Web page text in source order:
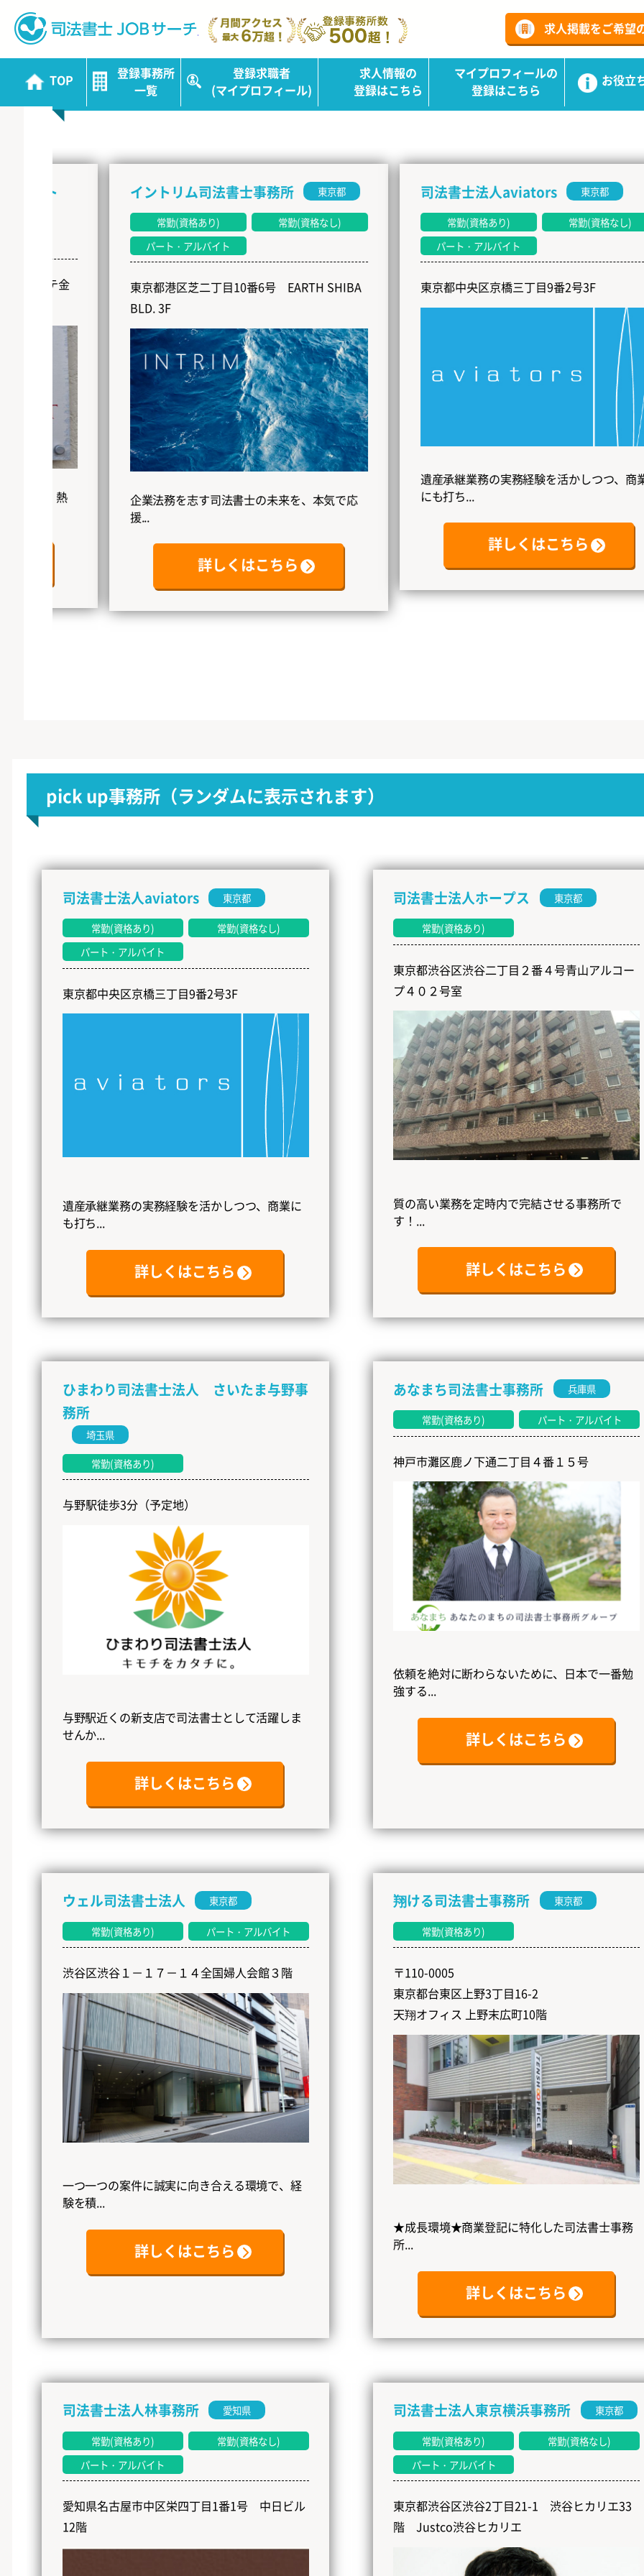
司法書士JOBサーチ 求人掲載をご希望
TOP
登録事務所
一覧
登録求職者
(マイプロフィール)
求人情報の
登録はこちら
マイプロフィールの
登録はこちら
お役立
新着事務所
イントリム司法書士事務所 東京都
常勤(資格あり)
常勤(資格なし)
パート・アルバイト
東京都港区芝二丁目10番6号 EARTH SHIBA
企業法務を志す司法書士の未来を、本気で応
詳しくはこちら
司法書士法人aviators 東京都
常勤(資格あり)
常勤(資格なし)
パート・アルバイト
東京都中央区京橋三丁目9番2号3F
遺産承継業務の実務経験を活かしつつ、商業
詳しくはこちら
pick up事務所（ランダムに表示されます）
司法書士法人aviators 東京都
常勤(資格あり)
常勤(資格なし)
パート・アルバイト
東京都中央区京橋三丁目9番2号3F
遺産承継業務の実務経験を活かしつつ、商業に
も打ち...
詳しくはこちら
司法書士法人ホープス 東京都
常勤(資格あり)
東京都渋谷区渋谷二丁目２番４号青山アルコー
プ４０２号室
質の高い業務を定時内で完結させる事務所で
す！...
詳しくはこちら
ひまわり司法書士法人 さいたま与野事
務所
埼玉県
常勤(資格あり)
与野駅徒歩3分（予定地）
与野駅近くの新支店で司法書士として活躍しま
せんか...
詳しくはこちら
あなまち司法書士事務所 兵庫県
常勤(資格あり) パート・アルバイト
神戸市灘区鹿ノ下通二丁目４番１５号
依頼を絶対に断わらないために、日本で一番勉
強する...
詳しくはこちら
ウェル司法書士法人 東京都
常勤(資格あり) パート・アルバイト
渋谷区渋谷１－１７－１４全国婦人会館３階
一つ一つの案件に誠実に向き合える環境で、経
験を積...
詳しくはこちら
翔ける司法書士事務所 東京都
常勤(資格あり)
〒110-0005
東京都台東区上野3丁目16-2
天翔オフィス 上野末広町10階
★成長環境★商業登記に特化した司法書士事務
所...
詳しくはこちら
司法書士法人林事務所 愛知県
常勤(資格あり)
常勤(資格なし)
パート・アルバイト
愛知県名古屋市中区栄四丁目1番1号 中日ビル
12階
司法書士法人東京横浜事務所 東京都
常勤(資格あり)
常勤(資格なし)
パート・アルバイト
東京都渋谷区渋谷2丁目21-1 渋谷ヒカリエ33
階 Justco渋谷ヒカリエ